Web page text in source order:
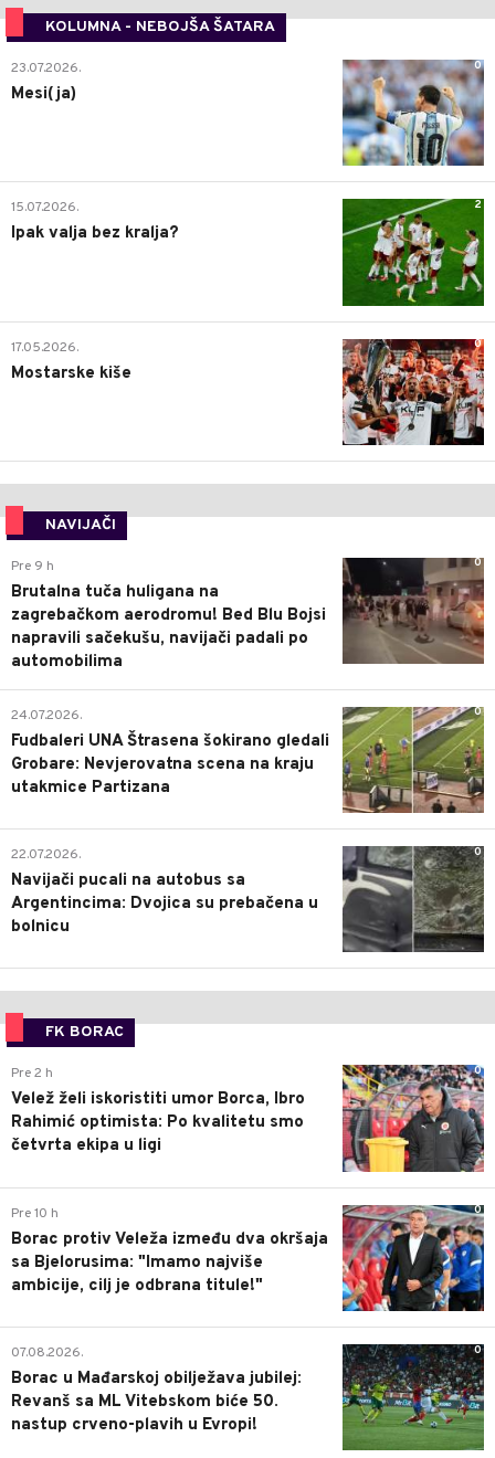
KOLUMNA - NEBOJŠA ŠATARA
0
23.07.2026.
Mesi(ja)
2
15.07.2026.
Ipak valja bez kralja?
0
17.05.2026.
Mostarske kiše
NAVIJAČI
0
Pre 9 h
Brutalna tuča huligana na
zagrebačkom aerodromu! Bed Blu Bojsi
napravili sačekušu, navijači padali po
automobilima
0
24.07.2026.
Fudbaleri UNA Štrasena šokirano gledali
Grobare: Nevjerovatna scena na kraju
utakmice Partizana
0
22.07.2026.
Navijači pucali na autobus sa
Argentincima: Dvojica su prebačena u
bolnicu
FK BORAC
0
Pre 2 h
Velež želi iskoristiti umor Borca, Ibro
Rahimić optimista: Po kvalitetu smo
četvrta ekipa u ligi
0
Pre 10 h
Borac protiv Veleža između dva okršaja
sa Bjelorusima: "Imamo najviše
ambicije, cilj je odbrana titule!"
0
07.08.2026.
Borac u Mađarskoj obilježava jubilej:
Revanš sa ML Vitebskom biće 50.
nastup crveno-plavih u Evropi!